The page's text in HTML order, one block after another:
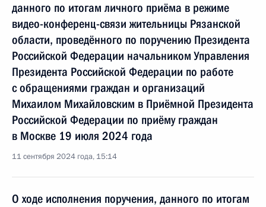
данного по итогам личного приёма в режиме
видео-конференц-связи жительницы Рязанской
области, проведённого по поручению Президента
Российской Федерации начальником Управления
Президента Российской Федерации по работе
с обращениями граждан и организаций
Михаилом Михайловским в Приёмной Президента
Российской Федерации по приёму граждан
в Москве 19 июля 2024 года
11 сентября 2024 года, 15:14
О ходе исполнения поручения, данного по итогам